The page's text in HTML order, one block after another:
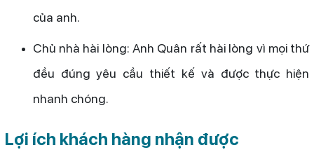
của anh.
Chủ nhà hài lòng: Anh Quân rất hài lòng vì mọi thứ
đều đúng yêu cầu thiết kế và được thực hiện
nhanh chóng.
Lợi ích khách hàng nhận được